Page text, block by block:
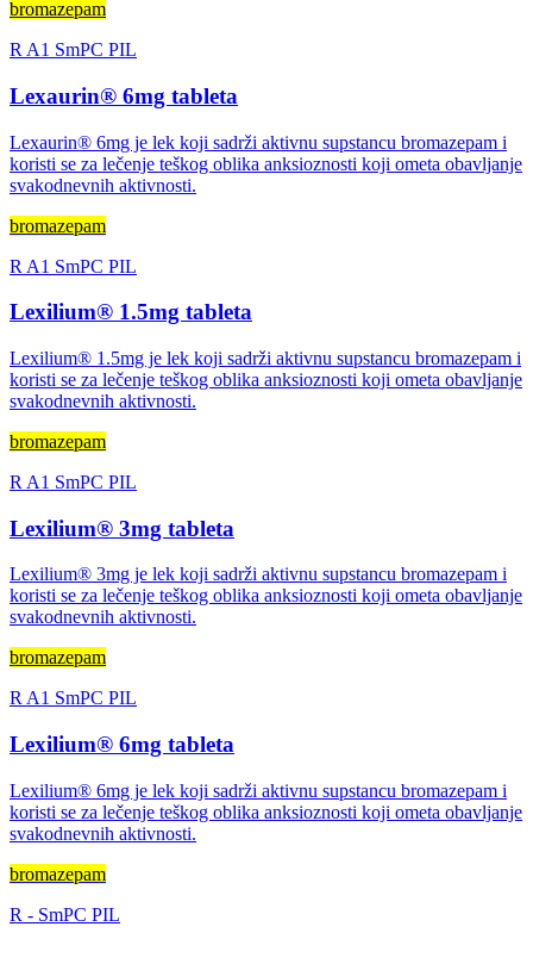
bromazepam
R A1 SmPC PIL
Lexaurin® 6mg tableta
Lexaurin® 6mg je lek koji sadrži aktivnu supstancu bromazepam i
koristi se za lečenje teškog oblika anksioznosti koji ometa obavljanje
svakodnevnih aktivnosti.
bromazepam
R A1 SmPC PIL
Lexilium® 1.5mg tableta
Lexilium® 1.5mg je lek koji sadrži aktivnu supstancu bromazepam i
koristi se za lečenje teškog oblika anksioznosti koji ometa obavljanje
svakodnevnih aktivnosti.
bromazepam
R A1 SmPC PIL
Lexilium® 3mg tableta
Lexilium® 3mg je lek koji sadrži aktivnu supstancu bromazepam i
koristi se za lečenje teškog oblika anksioznosti koji ometa obavljanje
svakodnevnih aktivnosti.
bromazepam
R A1 SmPC PIL
Lexilium® 6mg tableta
Lexilium® 6mg je lek koji sadrži aktivnu supstancu bromazepam i
koristi se za lečenje teškog oblika anksioznosti koji ometa obavljanje
svakodnevnih aktivnosti.
bromazepam
R - SmPC PIL